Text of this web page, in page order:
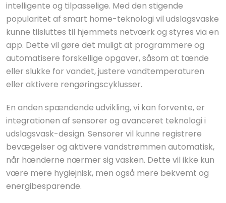
intelligente og tilpasselige. Med den stigende
popularitet af smart home-teknologi vil udslagsvaske
kunne tilsluttes til hjemmets netværk og styres via en
app. Dette vil gøre det muligt at programmere og
automatisere forskellige opgaver, såsom at tænde
eller slukke for vandet, justere vandtemperaturen
eller aktivere rengøringscyklusser.
En anden spændende udvikling, vi kan forvente, er
integrationen af sensorer og avanceret teknologi i
udslagsvask-design. Sensorer vil kunne registrere
bevægelser og aktivere vandstrømmen automatisk,
når hænderne nærmer sig vasken. Dette vil ikke kun
være mere hygiejnisk, men også mere bekvemt og
energibesparende.